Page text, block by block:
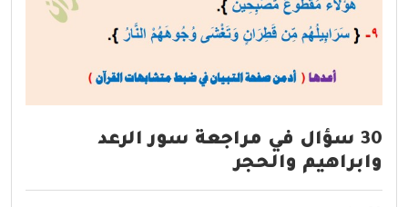
30 سؤال في مراجعة سور الرعد
وابراهيم والحجر